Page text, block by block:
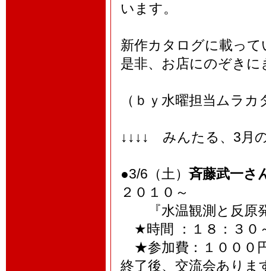
います。
新作カタログに載っ
是非、お店にのぞき
（ｂｙ水曜担当ムラカ
↓↓↓↓ みんたる、3月
●3/6（土）斉藤武一さ
２０１０～
『水温観測と反原発
★時間 ：１８：３
★参加費：１０００
終了後、交流会あり